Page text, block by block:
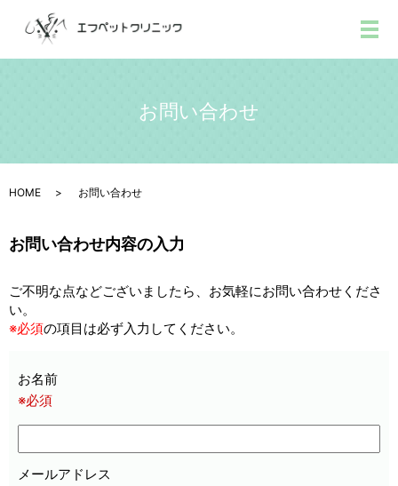
メ
お問い合わせ
HOME お問い合わせ
お問い合わせ内容の入力
ご不明な点などございましたら、お気軽にお問い合わせくださ
い。
※必須の項目は必ず入力してください。
お名前
※必須
メールアドレス